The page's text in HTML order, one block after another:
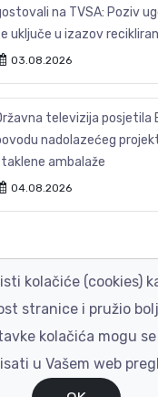
na TVSA: Poziv
uključe u izazov
03.08.2026
televizija posjetila
nadolazećeg
ambalaže
04.08.2026
kolačiće (cookies)
stranice i pružio
kolačića mogu
u Vašem web